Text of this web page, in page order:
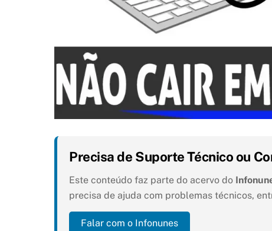
Precisa de Suporte Técnico ou
Este conteúdo faz parte do acervo do
precisa de ajuda com problemas técnicos,
Falar com o Infonunes